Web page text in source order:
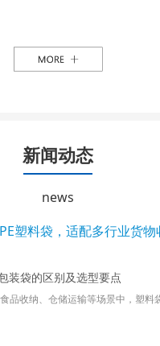
新闻动态
news
装袋的区别及选型要点
品收纳、仓储运输等场景中，塑料